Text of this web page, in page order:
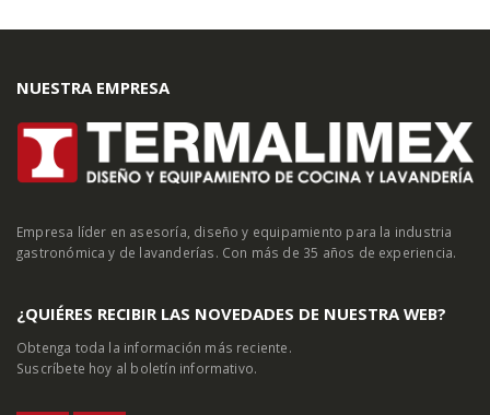
NUESTRA EMPRESA
Empresa líder en asesoría, diseño y equipamiento para la industria
gastronómica y de lavanderías. Con más de 35 años de experiencia.
¿QUIÉRES RECIBIR LAS NOVEDADES DE NUESTRA WEB?
Obtenga toda la información más reciente.
Suscríbete hoy al boletín informativo.